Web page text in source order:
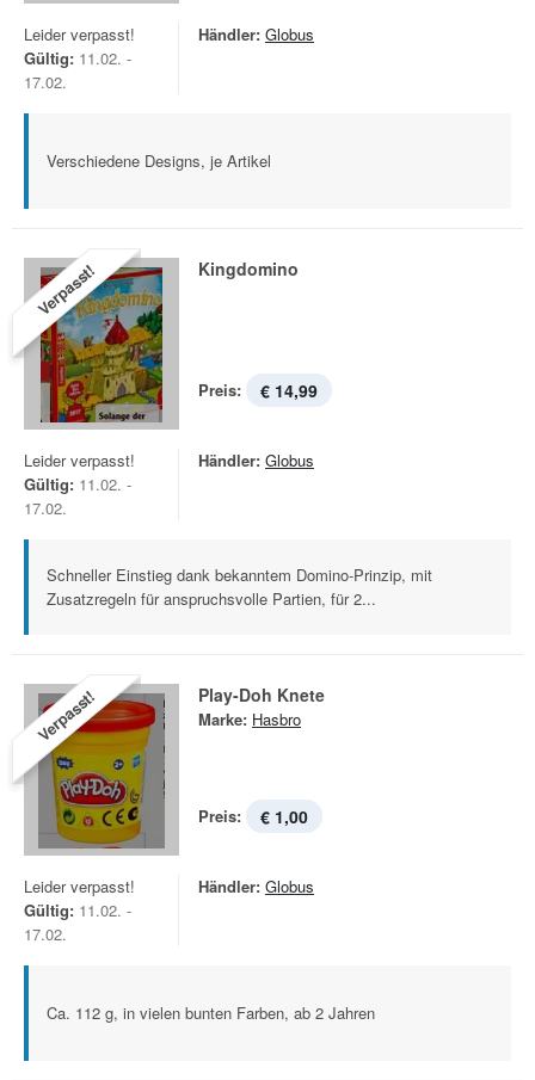
Leider verpasst!
Gültig: 11.02. -
17.02.
Händler: Globus
Verschiedene Designs, je Artikel
Verpasst! Kingdomino
Preis: € 14,99
Leider verpasst!
Gültig: 11.02. -
17.02.
Händler: Globus
Schneller Einstieg dank bekanntem Domino-Prinzip, mit
Zusatzregeln für anspruchsvolle Partien, für 2...
Verpasst! Play-Doh Knete
Marke: Hasbro
Preis: € 1,00
Leider verpasst!
Gültig: 11.02. -
17.02.
Händler: Globus
Ca. 112 g, in vielen bunten Farben, ab 2 Jahren